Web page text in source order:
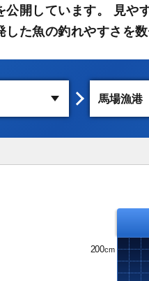
開しています。 見や
た魚の釣れやすさを
200